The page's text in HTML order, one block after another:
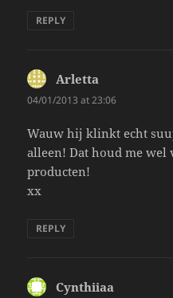
REPLY
Arletta
04/01/2013 at 23:06
Wauw hij klinkt echt
alleen! Dat houd me wel
producten!
xx
REPLY
Cynthiiaa